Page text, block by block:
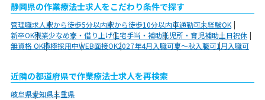
静岡県の作業療法士求人をこだわり条件で探す
管理職求人駅から徒歩5分以内駅から徒歩10分以内車通勤可未経験OK
新卒OK残業少なめ寮・借り上げ住宅手当・補助託児所・育児補助土日祝休
無資格 OK積極採用中WEB面接OK2027年4月入職可夏～秋入職可1月入職可
近隣の都道府県で作業療法士求人を再検索
岐阜県愛知県三重県